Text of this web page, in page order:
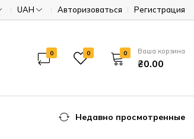
UAH Авторизоваться Регистрация
0 0 0 Ваша корзина
₴0.00
Недавно просмотренные